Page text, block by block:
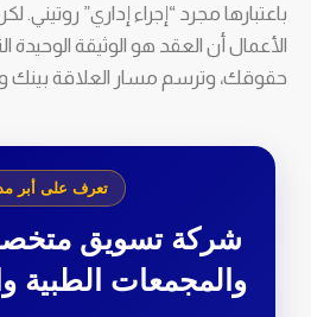
باعتبارها مجرد “إجراء إداري” روتيني.
الأعمال أن العقد هو الوثيقة الوحيدة
حقوقك، وترسم مسار العلاقة بينك
تعرف على أبر
شركة تسويق
والمجمعات الطبية